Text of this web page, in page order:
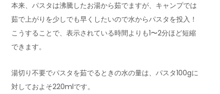
本来、パスタは沸騰したお湯から茹でますが、キャンプでは
茹で上がりを少しでも早くしたいので水からパスタを投入！
こうすることで、表示されている時間よりも1〜2分ほど短縮
できます。
湯切り不要でパスタを茹でるときの水の量は、パスタ100gに
対しておよそ220mlです。